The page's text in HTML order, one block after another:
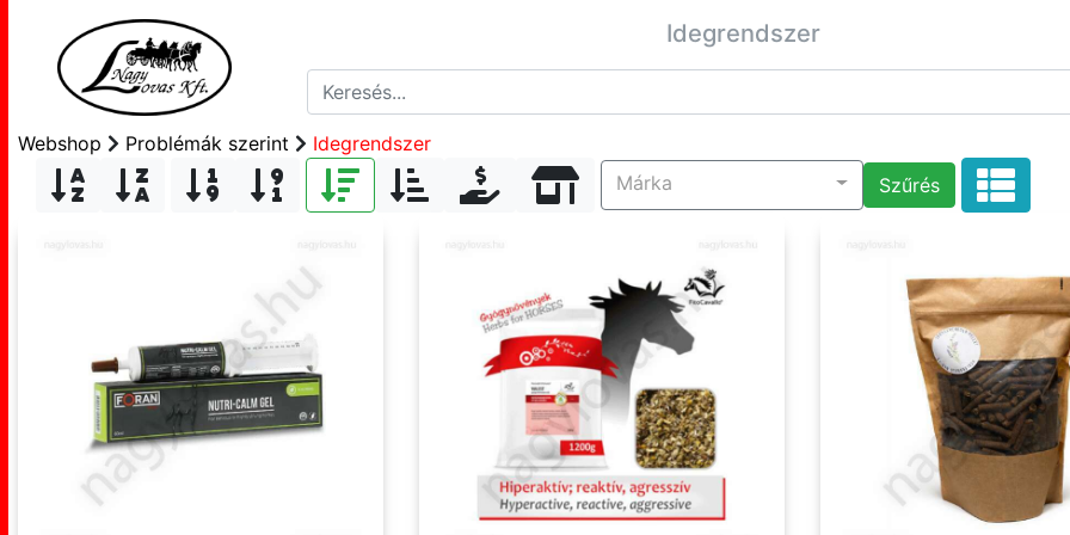
Idegrendszer
Webshop Problémák szerint
Idegrendszer
Márka
Szűrés